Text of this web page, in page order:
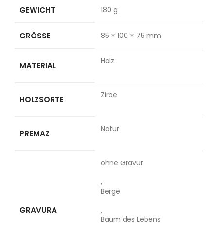
GEWICHT 180 g
GRÖSSE 85 × 100 × 75 mm
MATERIAL Holz
HOLZSORTE Zirbe
PREMAZ Natur
GRAVURA
ohne Gravur
,
Berge
,
Baum des Lebens